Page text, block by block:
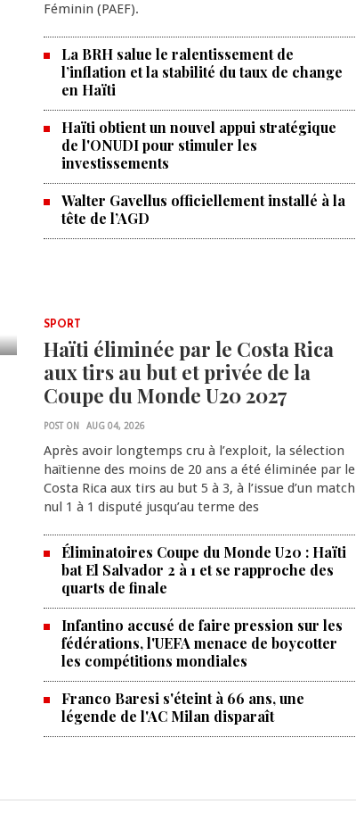
Féminin (PAEF).
La BRH salue le ralentissement de
l’inflation et la stabilité du taux de change
en Haïti
Haïti obtient un nouvel appui stratégique
de l'ONUDI pour stimuler les
investissements
Walter Gavellus officiellement installé à la
tête de l’AGD
SPORT
Haïti éliminée par le Costa Rica
aux tirs au but et privée de la
Coupe du Monde U20 2027
POST ON AUG 04, 2026
Après avoir longtemps cru à l’exploit, la sélection
haïtienne des moins de 20 ans a été éliminée par le
Costa Rica aux tirs au but 5 à 3, à l’issue d’un match
nul 1 à 1 disputé jusqu’au terme des
Éliminatoires Coupe du Monde U20 : Haïti
bat El Salvador 2 à 1 et se rapproche des
quarts de finale
Infantino accusé de faire pression sur les
fédérations, l'UEFA menace de boycotter
les compétitions mondiales
Franco Baresi s'éteint à 66 ans, une
légende de l'AC Milan disparaît